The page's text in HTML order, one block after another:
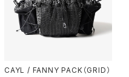
CAYL / FANNY PACK（GRID）